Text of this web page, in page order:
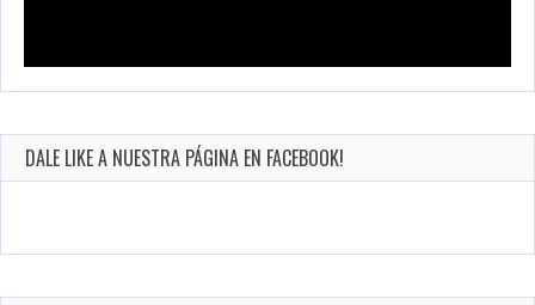
DALE LIKE A NUESTRA PÁGINA EN FACEBOOK!